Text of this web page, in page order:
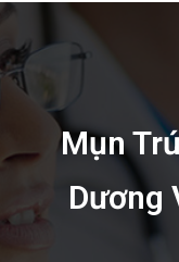
Mụn
Dương